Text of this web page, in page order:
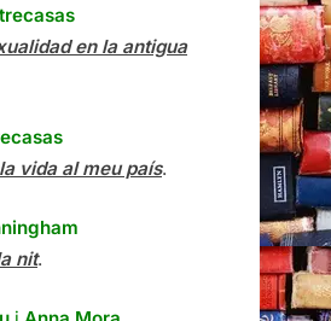
en la antigua
vida al meu país.
nit.